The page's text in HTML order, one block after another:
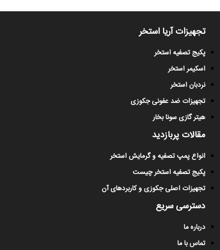
تجهیزات آریا استخر
پکیج تصفیه استخر
اسکیمر استخر
نردبان استخر
تجهیزات ضد عفونی جکوزی
هیتر گازی سونا بخار
مقالات پربازدید
انواع پمپ تصفیه و گرمایش استخر
پکیج تصفیه استخر چیست
تجهیزات اصلی جکوزی و کاربردهای آن
دسترسی سریع
درباره ما
تماس با ما